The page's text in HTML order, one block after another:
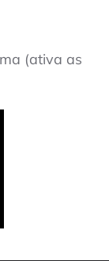
(ativa as